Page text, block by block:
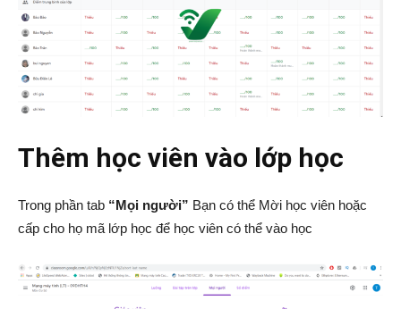
Thêm học viên vào lớp học
Trong phần tab “Mọi người” Bạn có thể Mời học viên hoặc
cấp cho họ mã lớp học để học viên có thể vào học